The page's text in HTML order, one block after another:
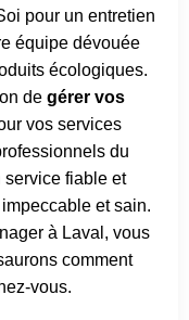
pour un entretien
équipe dévouée
écologiques.
de gérer vos
vos services
du
service fiable et
et sain.
à Laval, vous
comment
vous.